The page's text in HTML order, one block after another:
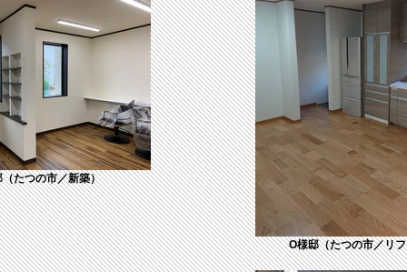
たつの市／新築）
O様邸（たつの市／リ